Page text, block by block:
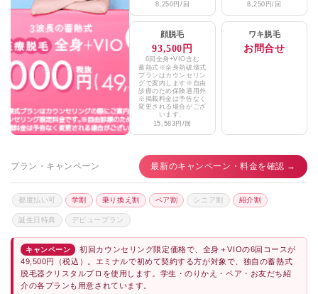
市ヶ谷ウィメンズヘルスケアクリニック ★4.1 (41件)
ノアビューティークリニック ★5 (63件)
麹町皮ふ科・形成外科クリニック
エミナルクリニックメンズ新宿院・
新宿西口院・渋谷駅前院・銀座院・
池袋東口院・上野院・立川院・町田院
銀座院・渋谷院・町田院・上野院
★4.6 / 5（431件）
湘南美容皮フ科新宿東口院 ★4.3 / 5（597件）
メンズリゼ新宿南口
ゴリラクリニック新宿本院、渋谷院、
道玄坂院、池袋院、東銀座院、上野院、
町田院
★4.0 / 5（68件）
8,250円/回 8,250円/回
顔脱毛
93,500円
6回全身+VIO含む
蓄熱式※全身熱破壊式
プランはカウンセリン
グで案内します※自由
診療のため保険適用外
※掲載料金は予告なく
変更される場合がござ
います。
15,583円/回
ワキ脱毛
お問合せ
プラン・キャンペーン 最新のキャンペーン・料金を確認 →
都度払い可 学割 乗り換え割 ペア割 シニア割 紹介割
誕生日特典 デビュープラン
キャンペーン
初回カウンセリング限定価格で、全身＋VIOの6回コースが
49,500円（税込）。エミナルで初めて契約する方が対象で、独自の蓄熱式
脱毛器クリスタルプロを使用します。学生・のりかえ・ペア・お友だち紹
介の各プランも用意されています。